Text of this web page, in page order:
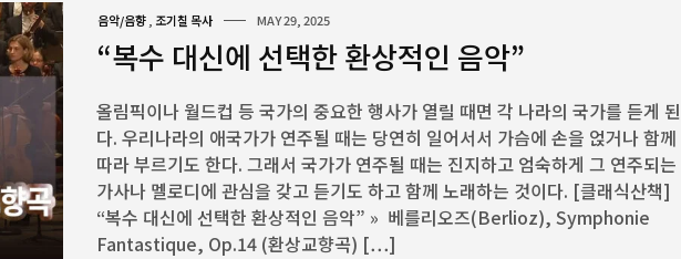
음악/음향, 조기칠 목사 MAY 29, 2025
“복수 대신에 선택한 환상적인 음악”
올림픽이나 월드컵 등 국가의 중요한 행사가 열릴 때면 각 나라의 국가를 듣게 된
다. 우리나라의 애국가가 연주될 때는 당연히 일어서서 가슴에 손을 얹거나 함께
따라 부르기도 한다. 그래서 국가가 연주될 때는 진지하고 엄숙하게 그 연주되는
가사나 멜로디에 관심을 갖고 듣기도 하고 함께 노래하는 것이다. [클래식산책]
“복수 대신에 선택한 환상적인 음악” » 베를리오즈(Berlioz), Symphonie
Fantastique, Op.14 (환상교향곡) […]